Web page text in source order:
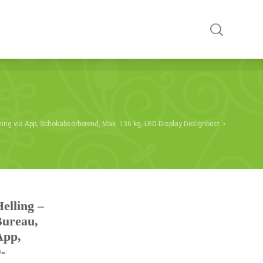
via App, Schokabsorberend, Max. 136 kg, LED-Display Designbest
–